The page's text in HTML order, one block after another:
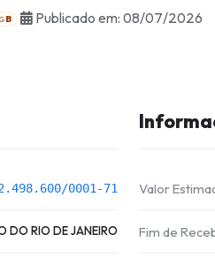
B Publicado em: 08/07/2026
0001-71
DO RIO DE JANEIRO
Valor
Fim de